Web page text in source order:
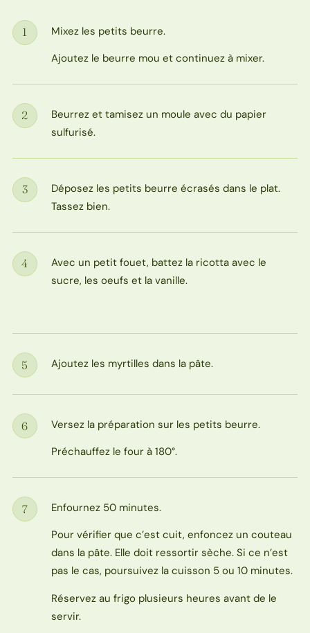
Étape
1
Mixez les petits beurre.
Ajoutez le beurre mou et continuez à mixer.
Étape
2
Beurrez et tamisez un moule avec du papier
sulfurisé.
Étape
3
Déposez les petits beurre écrasés dans le plat.
Tassez bien.
Étape
4
Avec un petit fouet, battez la ricotta avec le
sucre, les oeufs et la vanille.
Étape
5 Ajoutez les myrtilles dans la pâte.
Étape
6
Versez la préparation sur les petits beurre.
Préchauffez le four à 180°.
Étape
7
Enfournez 50 minutes.
Pour vérifier que c’est cuit, enfoncez un couteau
dans la pâte. Elle doit ressortir sèche. Si ce n’est
pas le cas, poursuivez la cuisson 5 ou 10 minutes.
Réservez au frigo plusieurs heures avant de le
servir.